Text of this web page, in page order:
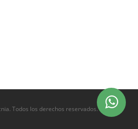
Todos los derechos reservados.